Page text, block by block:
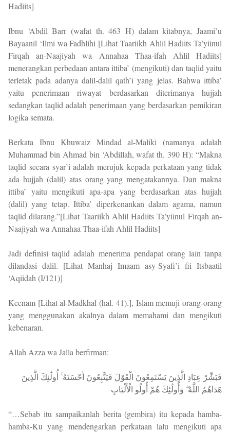
Hadiits]
Ibnu ‘Abdil Barr (wafat th. 463 H) dalam kitabnya, Jaami’u
Bayaanil ‘Ilmi wa Fadhlihi [Lihat Taariikh Ahlil Hadiits Ta’yiinul
Firqah an-Naajiyah wa Annahaa Thaa-ifah Ahlil Hadiits]
menerangkan perbedaan antara ittiba’ (mengikuti) dan taqlid yaitu
terletak pada adanya dalil-dalil qath’i yang jelas. Bahwa ittiba’
yaitu penerimaan riwayat berdasarkan diterimanya hujjah
sedangkan taqlid adalah penerimaan yang berdasarkan pemikiran
logika semata.
Berkata Ibnu Khuwaiz Mindad al-Maliki (namanya adalah
Muhammad bin Ahmad bin ‘Abdillah, wafat th. 390 H): “Makna
taqlid secara syar’i adalah merujuk kepada perkataan yang tidak
ada hujjah (dalil) atas orang yang mengatakannya. Dan makna
ittiba’ yaitu mengikuti apa-apa yang berdasarkan atas hujjah
(dalil) yang tetap. Ittiba’ diperkenankan dalam agama, namun
taqlid dilarang.”[Lihat Taariikh Ahlil Hadiits Ta’yiinul Firqah an-
Naajiyah wa Annahaa Thaa-ifah Ahlil Hadiits]
Jadi definisi taqlid adalah menerima pendapat orang lain tanpa
dilandasi dalil. [Lihat Manhaj Imaam asy-Syafi’i fii Itsbaatil
‘Aqiidah (I/121)]
Keenam [Lihat al-Madkhal (hal. 41).], Islam memuji orang-orang
yang menggunakan akalnya dalam memahami dan mengikuti
kebenaran.
Allah Azza wa Jalla berfirman:
فَبَشِّرْ عِبَادِ الَّذِينَ يَسْتَمِعُونَ الْقَوْلَ فَيَتَّبِعُونَ أَحْسَنَهُ ۚ أُولَٰئِكَ الَّذِينَ
هَدَاهُمُ اللَّهُ ۖ وَأُولَٰئِكَ هُمْ أُولُو الْأَلْبَابِ
“…Sebab itu sampaikanlah berita (gembira) itu kepada hamba-
hamba-Ku yang mendengarkan perkataan lalu mengikuti apa